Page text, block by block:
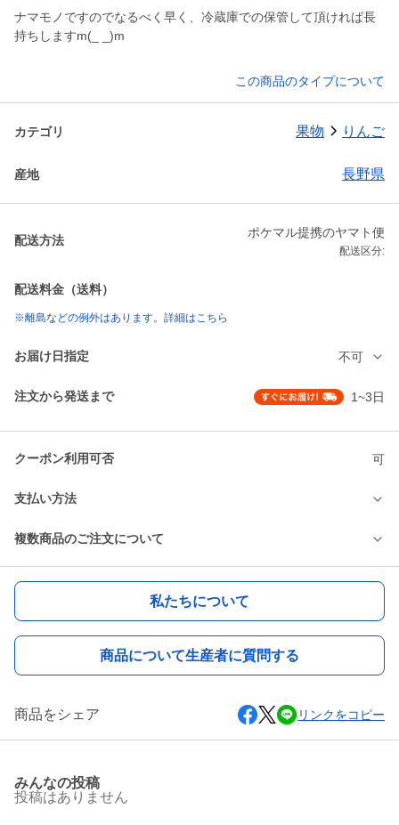
ナマモノですのでなるべく早く、冷蔵庫での保管して頂ければ長
持ちしますm(_ _)m
この商品のタイプについて
カテゴリ 果物 りんご
産地 長野県
配送方法
ポケマル提携のヤマト便
配送区分:
配送料金（送料）
※離島などの例外はあります。詳細はこちら
お届け日指定 不可
注文から発送まで 1~3日
クーポン利用可否 可
支払い方法
複数商品のご注文について
私たちについて
商品について生産者に質問する
商品をシェア リンクをコピー
みんなの投稿
投稿はありません